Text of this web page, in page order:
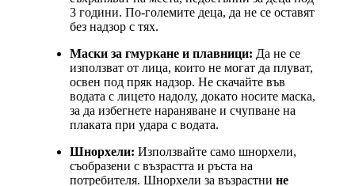
3 години. По-големите деца, да не се оставят
без надзор с тях.
Маски за гмуркане и плавници: Да не се
използват от лица, които не могат да плуват,
освен под пряк надзор. Не скачайте във
водата с лицето надолу, докато носите маска,
за да избегнете нараняване и счупване на
плаката при удара с водата.
Шнорхели: Използвайте само шнорхели,
съобразени с възрастта и ръста на
потребителя. Шнорхели за възрастни не